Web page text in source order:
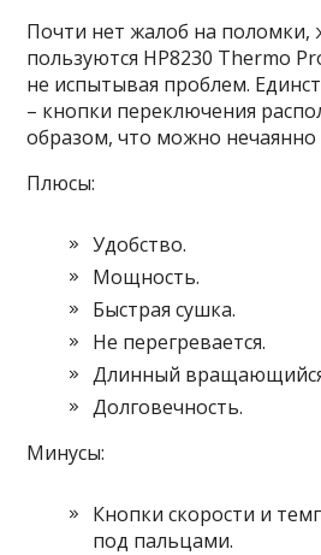
Почти нет жалоб на
пользуются HP8230 Thermo
не испытывая проблем.
– кнопки переключения
образом, что можно нечаянно
Плюсы:
Удобство.
Мощность.
Быстрая сушка.
Не перегревается.
Длинный
Долговечность.
Минусы:
Кнопки скорости и
под пальцами.